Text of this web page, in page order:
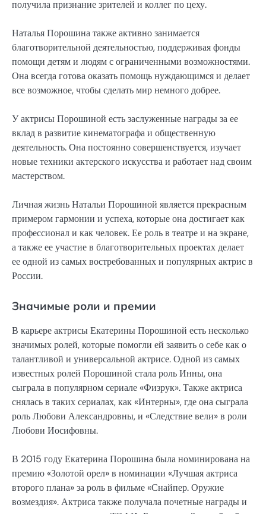
получила признание зрителей и коллег по цеху.
Наталья Порошина также активно занимается
благотворительной деятельностью, поддерживая фонды
помощи детям и людям с ограниченными возможностями.
Она всегда готова оказать помощь нуждающимся и делает
все возможное, чтобы сделать мир немного добрее.
У актрисы Порошиной есть заслуженные награды за ее
вклад в развитие кинематографа и общественную
деятельность. Она постоянно совершенствуется, изучает
новые техники актерского искусства и работает над своим
мастерством.
Личная жизнь Натальи Порошиной является прекрасным
примером гармонии и успеха, которые она достигает как
профессионал и как человек. Ее роль в театре и на экране,
а также ее участие в благотворительных проектах делает
ее одной из самых востребованных и популярных актрис в
России.
Значимые роли и премии
В карьере актрисы Екатерины Порошиной есть несколько
значимых ролей, которые помогли ей заявить о себе как о
талантливой и универсальной актрисе. Одной из самых
известных ролей Порошиной стала роль Инны, она
сыграла в популярном сериале «Физрук». Также актриса
снялась в таких сериалах, как «Интерны», где она сыграла
роль Любови Александровны, и «Следствие вели» в роли
Любови Иосифовны.
В 2015 году Екатерина Порошина была номинирована на
премию «Золотой орел» в номинации «Лучшая актриса
второго плана» за роль в фильме «Снайпер. Оружие
возмездия». Актриса также получала почетные награды и